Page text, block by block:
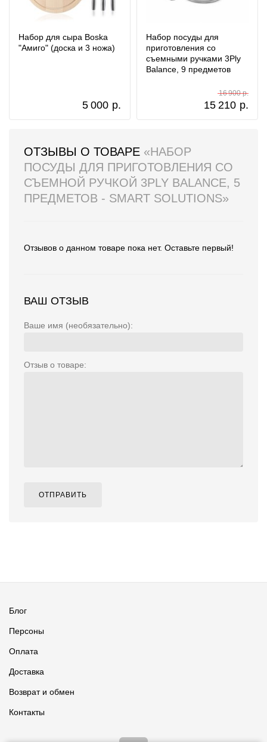
Набор для сыра Boska
"Амиго" (доска и 3 ножа)
5 000 р.
Набор посуды для
приготовления со
съемными ручками 3Ply
Balance, 9 предметов
15 210 р.
16 900 р.
ОТЗЫВЫ О ТОВАРЕ «НАБОР
ПОСУДЫ ДЛЯ ПРИГОТОВЛЕНИЯ СО
СЪЕМНОЙ РУЧКОЙ 3PLY BALANCE, 5
ПРЕДМЕТОВ - SMART SOLUTIONS»
Отзывов о данном товаре пока нет. Оставьте первый!
ВАШ ОТЗЫВ
Ваше имя (необязательно):
Отзыв о товаре:
ОТПРАВИТЬ
Блог
Персоны
Оплата
Доставка
Возврат и обмен
Контакты